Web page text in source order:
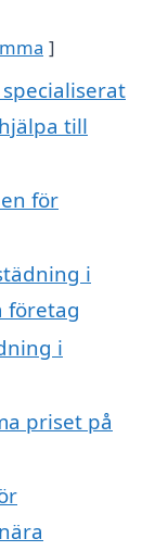
till
för
i
företag
i
priset på